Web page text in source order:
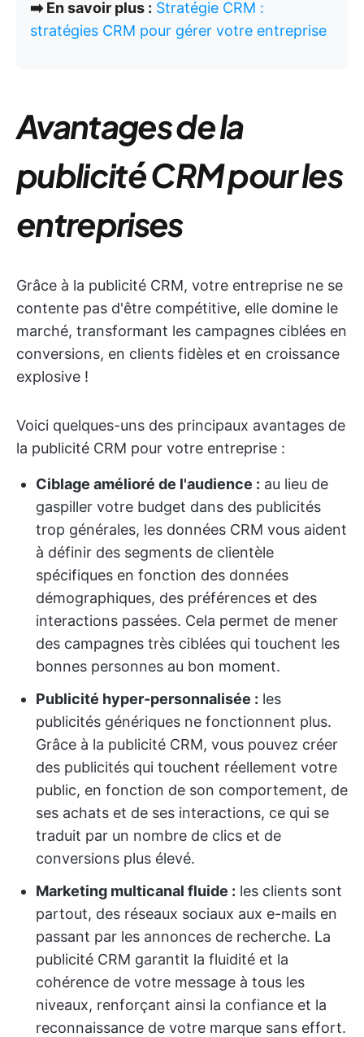
➡️ En savoir plus : Stratégie CRM :
stratégies CRM pour gérer votre entreprise
Avantages de la
publicité CRM pour les
entreprises
Grâce à la publicité CRM, votre entreprise ne se
contente pas d'être compétitive, elle domine le
marché, transformant les campagnes ciblées en
conversions, en clients fidèles et en croissance
explosive !
Voici quelques-uns des principaux avantages de
la publicité CRM pour votre entreprise :
Ciblage amélioré de l'audience : au lieu de
gaspiller votre budget dans des publicités
trop générales, les données CRM vous aident
à définir des segments de clientèle
spécifiques en fonction des données
démographiques, des préférences et des
interactions passées. Cela permet de mener
des campagnes très ciblées qui touchent les
bonnes personnes au bon moment.
Publicité hyper-personnalisée : les
publicités génériques ne fonctionnent plus.
Grâce à la publicité CRM, vous pouvez créer
des publicités qui touchent réellement votre
public, en fonction de son comportement, de
ses achats et de ses interactions, ce qui se
traduit par un nombre de clics et de
conversions plus élevé.
Marketing multicanal fluide : les clients sont
partout, des réseaux sociaux aux e-mails en
passant par les annonces de recherche. La
publicité CRM garantit la fluidité et la
cohérence de votre message à tous les
niveaux, renforçant ainsi la confiance et la
reconnaissance de votre marque sans effort.